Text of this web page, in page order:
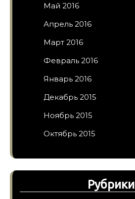
Май 2016
Апрель 2016
Март 2016
Февраль 2016
Январь 2016
Декабрь 2015
Ноябрь 2015
Октябрь 2015
Рубрики